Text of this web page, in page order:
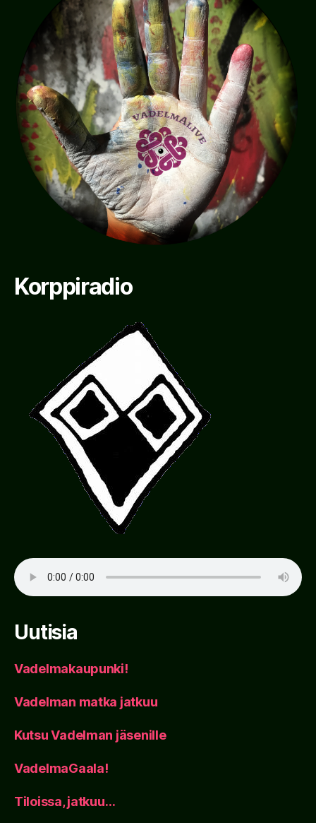
Korppiradio
Uutisia
Vadelmakaupunki!
Vadelman matka jatkuu
Kutsu Vadelman jäsenille
VadelmaGaala!
Tiloissa, jatkuu…